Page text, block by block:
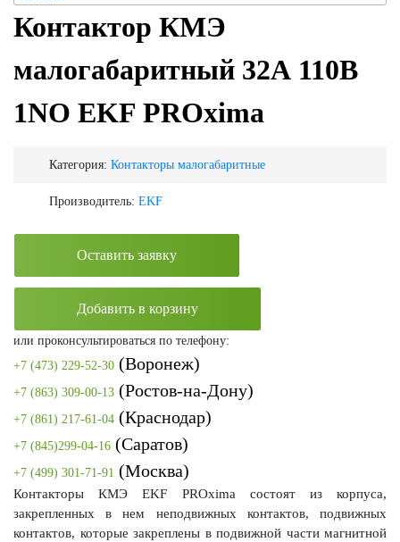
Контактор КМЭ
малогабаритный 32А 110В
1NO EKF PROxima
Категория: Контакторы малогабаритные
Производитель: EKF
Оставить заявку
Добавить в корзину
или проконсультироваться по телефону:
+7 (473) 229-52-30 (Воронеж)
+7 (863) 309-00-13 (Ростов-на-Дону)
+7 (861) 217-61-04 (Краснодар)
+7 (845)299-04-16 (Саратов)
+7 (499) 301-71-91 (Москва)
Контакторы КМЭ EKF PROxima состоят из корпуса,
закрепленных в нем неподвижных контактов, подвижных
контактов, которые закреплены в подвижной части магнитной